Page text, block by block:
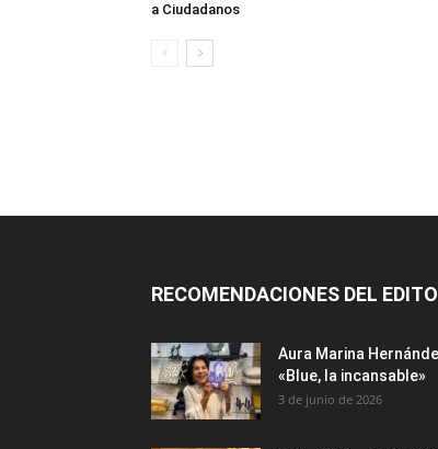
a Ciudadanos
RECOMENDACIONES DEL
Aura Marina
«Blue, la incansable»
3 de junio de 2026